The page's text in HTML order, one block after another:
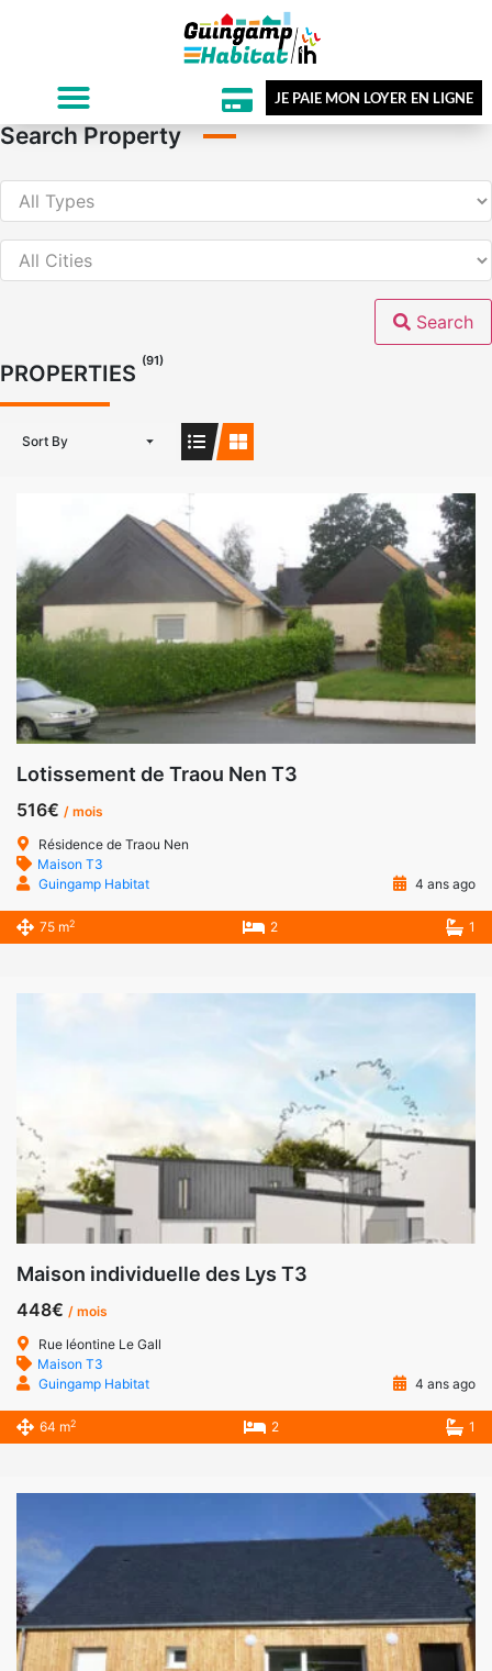
JE PAIE MON LOYER EN LIGNE
Search Property
Search
PROPERTIES (91)
Sort By
Lotissement de Traou Nen T3
516€ / mois
Résidence de Traou Nen
Maison T3
Guingamp Habitat
4 ans ago
75 m2 2 1
Maison individuelle des Lys T3
448€ / mois
Rue léontine Le Gall
Maison T3
Guingamp Habitat
4 ans ago
64 m2 2 1